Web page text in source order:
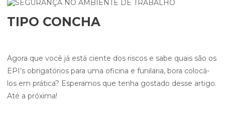
TIPO CONCHA
Agora que você já está ciente dos riscos e sabe quais são os
EPI’s obrigatórios para uma oficina e funilaria, bora colocá-
los em prática? Esperamos que tenha gostado desse artigo.
Até a próxima!